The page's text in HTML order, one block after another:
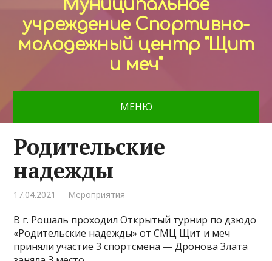
Муниципальное
учреждение Спортивно-
молодежный центр "Щит
и меч"
МЕНЮ
Родительские
надежды
17.04.2021 Мероприятия
В г. Рошаль проходил Открытый турнир по дзюдо
«Родительские надежды» от СМЦ Щит и меч
приняли участие 3 спортсмена — Дронова Злата